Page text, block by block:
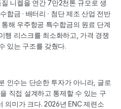
니켈을 연간 7만2천톤 규모로 생
합금 · 배터리 · 첨단 제조 산업 전반
해 우주항공 특수합금의 원료 단계
행 리스크를 최소화하고, 가격 경쟁
있는 구조를 갖췄다.
인수는 단순한 투자가 아니라, 글로
직접 설계하고 통제할 수 있는 구
의미가 크다. 2026년 ENC 제련소